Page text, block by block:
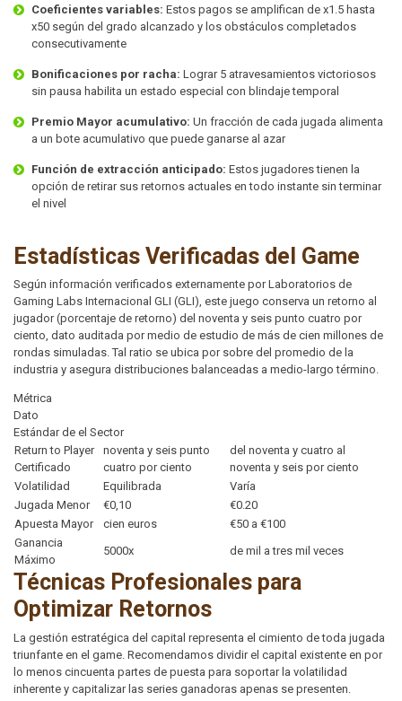
Coeficientes variables: Estos pagos se amplifican de x1.5 hasta
x50 según del grado alcanzado y los obstáculos completados
consecutivamente
Bonificaciones por racha: Lograr 5 atravesamientos victoriosos
sin pausa habilita un estado especial con blindaje temporal
Premio Mayor acumulativo: Un fracción de cada jugada alimenta
a un bote acumulativo que puede ganarse al azar
Función de extracción anticipado: Estos jugadores tienen la
opción de retirar sus retornos actuales en todo instante sin terminar
el nivel
Estadísticas Verificadas del Game
Según información verificados externamente por Laboratorios de
Gaming Labs Internacional GLI (GLI), este juego conserva un retorno al
jugador (porcentaje de retorno) del noventa y seis punto cuatro por
ciento, dato auditada por medio de estudio de más de cien millones de
rondas simuladas. Tal ratio se ubica por sobre del promedio de la
industria y asegura distribuciones balanceadas a medio-largo término.
Métrica
Dato
Estándar de el Sector
Return to Player
Certificado
noventa y seis punto
cuatro por ciento
del noventa y cuatro al
noventa y seis por ciento
Volatilidad
Equilibrada
Varía
Jugada Menor
€0,10
€0.20
Apuesta Mayor
cien euros
€50 a €100
Ganancia
Máximo
5000x de mil a tres mil veces
Técnicas Profesionales para
Optimizar Retornos
La gestión estratégica del capital representa el cimiento de toda jugada
triunfante en el game. Recomendamos dividir el capital existente en por
lo menos cincuenta partes de puesta para soportar la volatilidad
inherente y capitalizar las series ganadoras apenas se presenten.